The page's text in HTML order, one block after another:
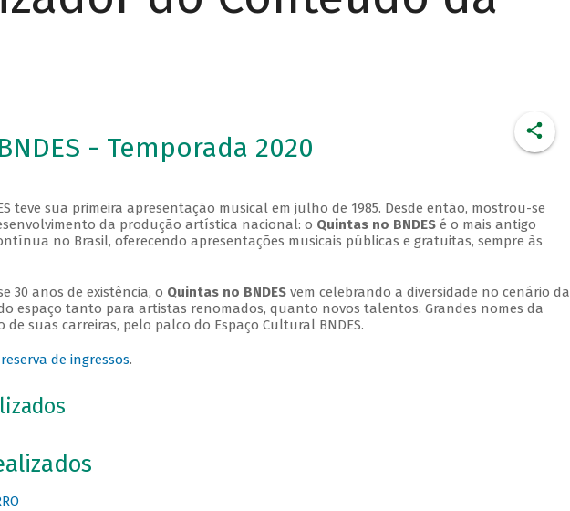
- Temporada 2020
teve sua primeira apresentação musical em julho de 1985. Desde então, mostrou-se
da produção artística nacional: o Quintas no BNDESé o mais antigo
no Brasil, oferecendo apresentações musicais públicas e gratuitas, sempre às
30 anos de existência, o Quintas no BNDESvem celebrando a diversidade no cenário da
espaço tanto para artistas renomados, quanto novos talentos. Grandes nomes da
de suas carreiras, pelo palco do Espaço Cultural BNDES.
reserva de ingressos.